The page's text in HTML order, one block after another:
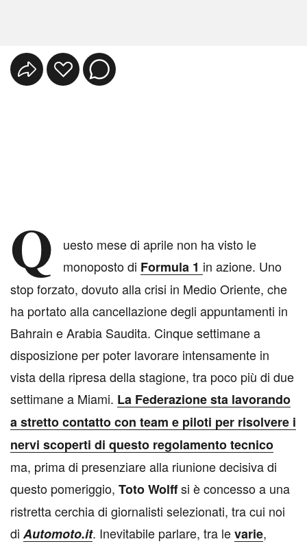
Q
uesto mese di aprile non ha visto le
monoposto di Formula 1 in azione. Uno
stop forzato, dovuto alla crisi in Medio Oriente, che
ha portato alla cancellazione degli appuntamenti in
Bahrain e Arabia Saudita. Cinque settimane a
disposizione per poter lavorare intensamente in
vista della ripresa della stagione, tra poco più di due
settimane a Miami. La Federazione sta lavorando
a stretto contatto con team e piloti per risolvere i
nervi scoperti di questo regolamento tecnico
ma, prima di presenziare alla riunione decisiva di
questo pomeriggio, Toto Wolffsi è concesso a una
ristretta cerchia di giornalisti selezionati, tra cui noi
di Automoto.it. Inevitabile parlare, tra levarie,